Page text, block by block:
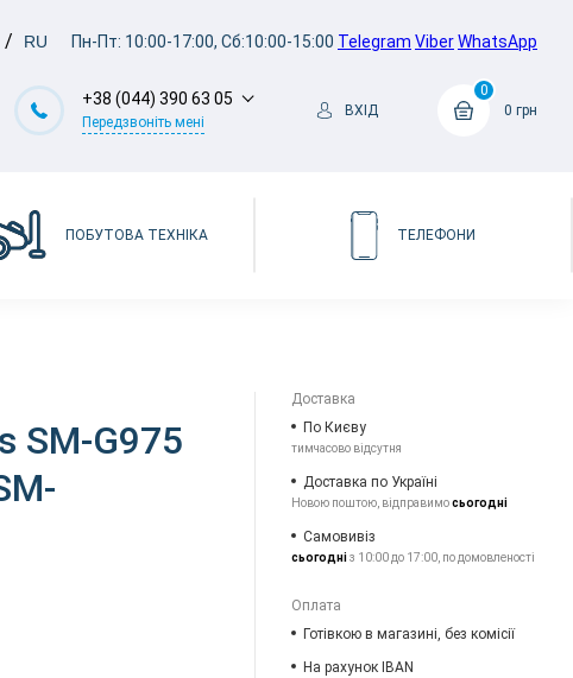
RU Пн-Пт: 10:00-17:00, Сб:10:00-15:00 Telegram ViberWhatsApp
+38 (044) 390 63 05
Передзвоніть мені
ВХІД
0
0 грн
ПОБУТОВА ТЕХНІКА ТЕЛЕФОНИ
SM-G975
Доставка
По Києву
тимчасово відсутня
Доставка по Україні
Новою поштою, відправимосьогодні
Самовивіз
сьогодніз 10:00 до 17:00, по домовленості
Оплата
Готівкою в магазині, без комісії
На рахунок IBAN